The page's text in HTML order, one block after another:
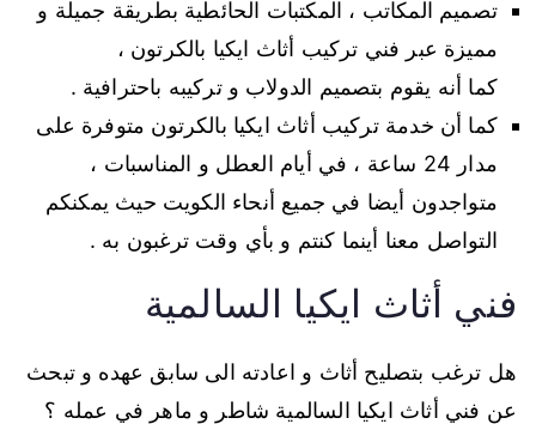
تصميم المكاتب ، المكتبات الحائطية بطريقة جميلة و
مميزة عبر فني تركيب أثاث ايكيا بالكرتون ،
كما أنه يقوم بتصميم الدولاب و تركيبه باحترافية .
كما أن خدمة تركيب أثاث ايكيا بالكرتون متوفرة على
مدار 24 ساعة ، في أيام العطل و المناسبات ،
متواجدون أيضا في جميع أنحاء الكويت حيث يمكنكم
التواصل معنا أينما كنتم و بأي وقت ترغبون به .
فني أثاث ايكيا السالمية
هل ترغب بتصليح أثاث و اعادته الى سابق عهده و تبحث
عن فني أثاث ايكيا السالمية شاطر و ماهر في عمله ؟